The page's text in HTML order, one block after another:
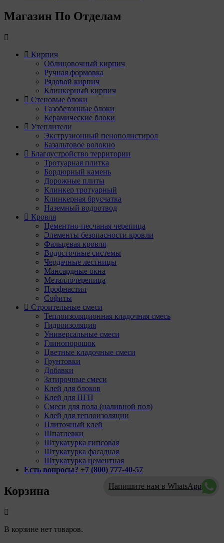
Напишите нам в WhatsApp
Магазин По Отделам
Кирпич
Облицовочный кирпич
Ручная формовка
Рядовой кирпич
Клинкерный кирпич
Стеновые блоки
Газобетонные блоки
Керамические блоки
Утеплители
Экструзионный пенополистирол
Базальтовое волокно
Благоустройство территории
Тротуарная плитка
Бордюрный камень
Дорожные плиты
Клинкер тротуарный
Клинкерная брусчатка
Наземный водоотвод
Кровля
Цементно-песчаная черепица
Элементы безопасности кровли
Фальцевая кровля
Водосточные системы
Чердачные лестницы
Мансардные окна
Металлочерепица
Профнастил
Софиты
Строительные смеси
Теплоизоляционная кладочная смесь
Гидроизоляция
Универсальные смеси
Глинопорошок
Цветные кладочные смеси
Грунтовки
Добавки
Затирочные смеси
Клей для блоков
Клей для ПГП
Смеси для пола (наливной пол)
Клей для теплоизоляции
Плиточный клей
Шпатлевки
Штукатурка гипсовая
Штукатурка фасадная
Штукатурка цементная
Есть вопросы? +7 (800) 777-40-57
Корзина
В корзине нет товаров.